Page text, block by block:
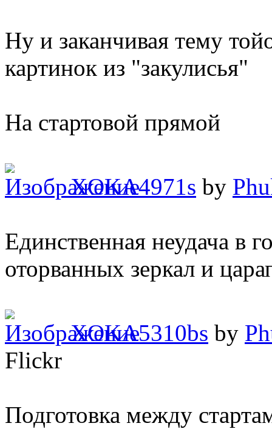
Ну и заканчивая тему
картинок из "закулисья"
На стартовой прямой
XOKA4971s by
Единственная неудача в
оторванных зеркал и
XOKA5310bs by
Flickr
Подготовка между